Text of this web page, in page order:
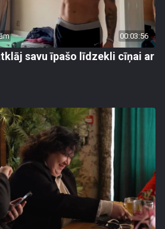
00:03:56
savu īpašo līdzekli cīņai ar